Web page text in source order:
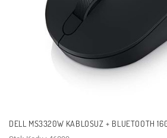
DELL MS3320W KABLOSUZ + BLUETOOTH